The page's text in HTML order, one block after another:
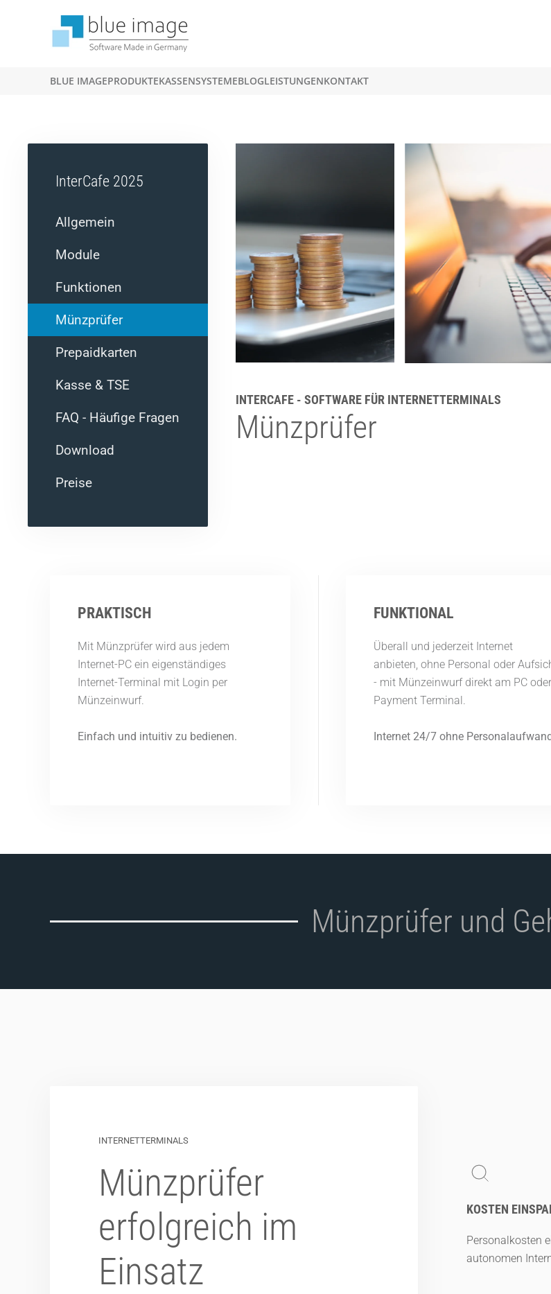
Zum Hauptinhalt springen
BLUE IMAGEPRODUKTEKASSENSYSTEMEBLOGLEISTUNGENKONTAKT
InterCafe 2025
Allgemein
Module
Funktionen
Münzprüfer
Prepaidkarten
Kasse & TSE
FAQ - Häufige Fragen
Download
Preise
INTERCAFE - SOFTWARE FÜR INTERNETTERMINALS
Münzprüfer
PRAKTISCH
Mit Münzprüfer wird aus jedem
Internet-PC ein eigenständiges
Internet-Terminal mit Login per
Münzeinwurf.
Einfach und intuitiv zu bedienen.
FUNKTIONAL
Überall und jederzeit Internet
anbieten, ohne Personal oder
- mit Münzeinwurf direkt am PC oder
Payment Terminal.
Internet 24/7 ohne
Münzprüfer und
INTERNETTERMINALS
Münzprüfer
erfolgreich im
Einsatz
KOSTEN
Personalkosten
autonomen